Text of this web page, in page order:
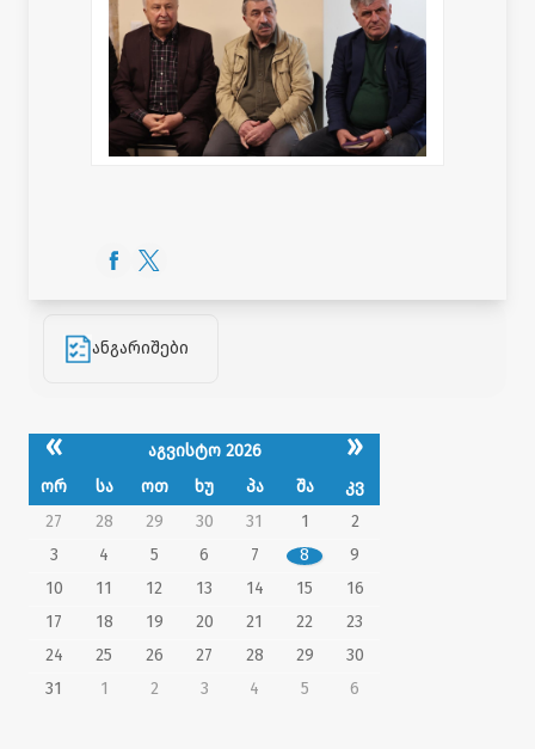
ანგარიშები
« აგვისტო 2026 »
ორ სა ოთ ხუ პა შა
კვ
27
28 29 30 31 1
2
3
4 5 6 7 8
9
10
11 12 13 14 15
16
17
18 19 20 21 22
23
24
25 26 27 28 29
30
31
1 2 3 4 5 6